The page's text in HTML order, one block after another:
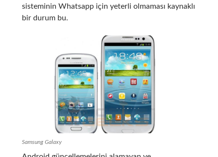
sisteminin Whatsapp için yeterli olmaması kaynaklı
bir durum bu.
Samsung Galaxy